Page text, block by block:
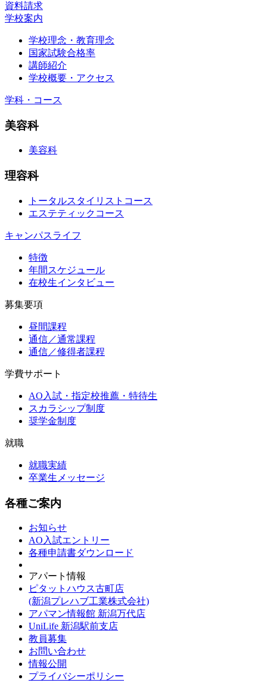
資料請求
学校案内
学校理念・教育理念
国家試験合格率
講師紹介
学校概要・アクセス
学科・コース
美容科
美容科
理容科
トータルスタイリストコース
エステティックコース
キャンパスライフ
特徴
年間スケジュール
在校生インタビュー
募集要項
昼間課程
通信／通常課程
通信／修得者課程
学費サポート
AO入試・指定校推薦・特待生
スカラシップ制度
奨学金制度
就職
就職実績
卒業生メッセージ
各種ご案内
お知らせ
AO入試エントリー
各種申請書ダウンロード
アパート情報
ピタットハウス古町店
(新潟プレハブ工業株式会社)
アパマン情報館 新潟万代店
UniLife 新潟駅前支店
教員募集
お問い合わせ
情報公開
プライバシーポリシー